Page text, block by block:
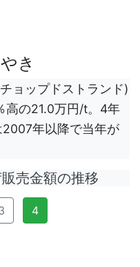
き
ョップドストランド)
高の21.0万円/t。4年
年以降で当年が
売金額の推移
4